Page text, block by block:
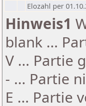
Elozahl per
Hinweis1
blank ...
V ... Partie
- ... Partie
E ... Partie